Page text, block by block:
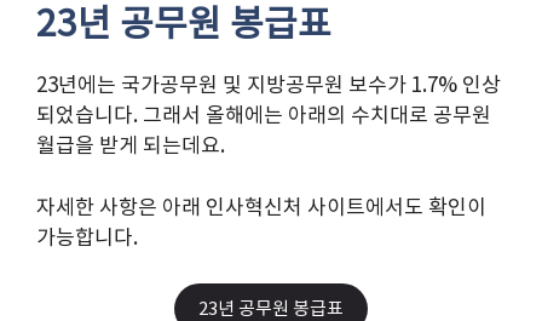
23년 공무원 봉급표
23년에는 국가공무원 및 지방공무원 보수가 1.7% 인상
되었습니다. 그래서 올해에는 아래의 수치대로 공무원
월급을 받게 되는데요.
자세한 사항은 아래 인사혁신처 사이트에서도 확인이
가능합니다.
23년 공무원 봉급표